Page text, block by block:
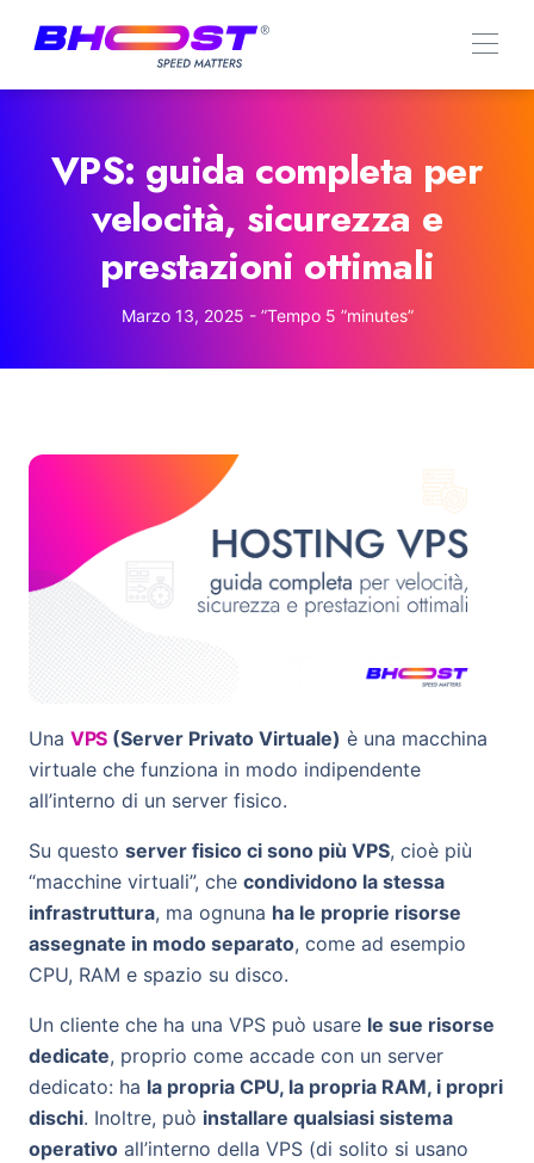
VPS: guida completa per
velocità, sicurezza e
prestazioni ottimali
Marzo 13, 2025 - ”Tempo 5 ”minutes”
Una VPS(Server Privato Virtuale) è una macchina
virtuale che funziona in modo indipendente
all’interno di un server fisico.
Su questo server fisico ci sono più VPS, cioè più
“macchine virtuali”, che condividono la stessa
infrastruttura, ma ognuna ha le proprie risorse
assegnate in modo separato, come ad esempio
CPU, RAM e spazio su disco.
Un cliente che ha una VPS può usare le sue risorse
dedicate, proprio come accade con un server
dedicato: ha la propria CPU, la propria RAM, i propri
dischi. Inoltre, può installare qualsiasi sistema
operativo all’interno della VPS (di solito si usano